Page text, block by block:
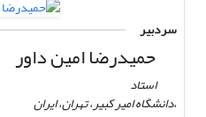
سردبیر
حمیدرضا امین داور
استاد
،دانشگاه امیر کبیر، تهران، ایران